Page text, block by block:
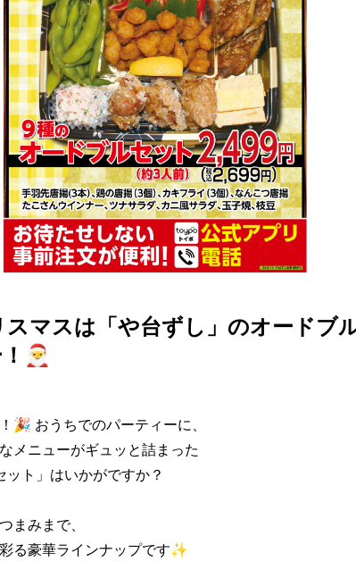
マスは「や台ずし」のオードブ
🎅
🎉 おうちでのパーティーに、
メニューがギュッと詰まった
ット」はいかがですか？
まみまで、
る豪華ラインナップです✨